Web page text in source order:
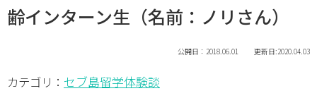
齢インターン生（名前：ノリさん）
公開日：2018.06.01 更新日:2020.04.03
カテゴリ： セブ島留学体験談